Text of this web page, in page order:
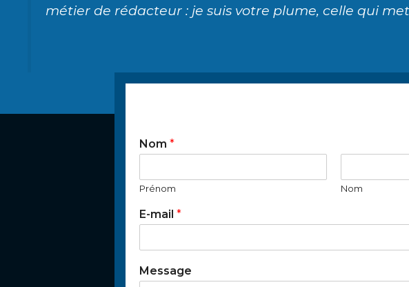
métier de rédacteur : je suis votre plume, celle qui
Nom*
Prénom Nom
E-mail*
Message